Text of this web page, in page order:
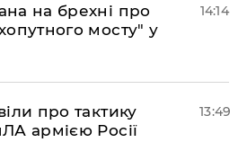
на брехні про
мосту" у
14:14
про тактику
армією Росії
13:49